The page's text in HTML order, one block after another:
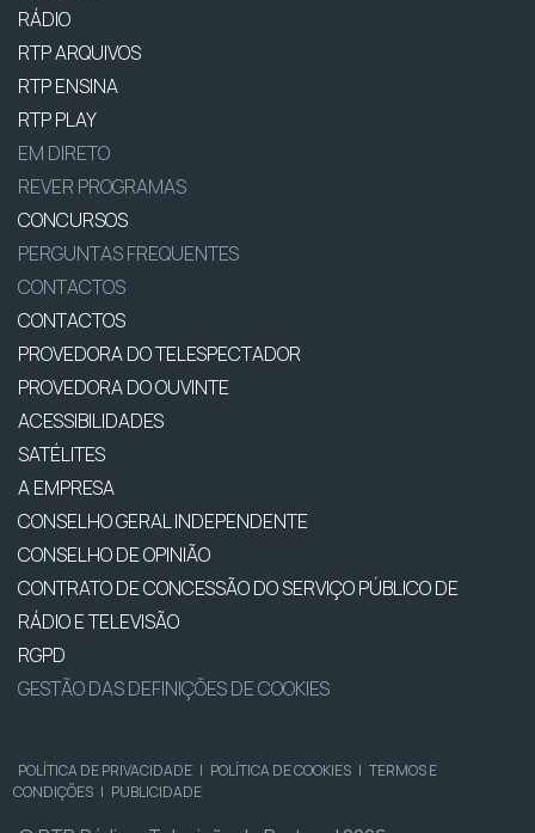
RÁDIO
RTP ARQUIVOS
RTP ENSINA
RTP PLAY
EM DIRETO
REVER PROGRAMAS
CONCURSOS
PERGUNTAS FREQUENTES
CONTACTOS
CONTACTOS
PROVEDORA DO TELESPECTADOR
PROVEDORA DO OUVINTE
ACESSIBILIDADES
SATÉLITES
A EMPRESA
CONSELHO GERAL INDEPENDENTE
CONSELHO DE OPINIÃO
CONTRATO DE CONCESSÃO DO SERVIÇO PÚBLICO DE
RÁDIO E TELEVISÃO
RGPD
GESTÃO DAS DEFINIÇÕES DE COOKIES
POLÍTICA DE PRIVACIDADE | POLÍTICA DE COOKIES | TERMOS E
CONDIÇÕES | PUBLICIDADE